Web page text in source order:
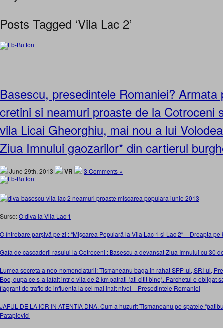
Posts Tagged ‘Vila Lac 2’
Basescu, presedintele Romaniei? Armata
cretini si neamuri proaste de la Cotroceni
vila Licai Gheorghiu, mai nou a lui
Ziua Imnului gaozarilor* din cartierul
June 29th, 2013 VR 3 Comments »
Surse:O diva la Vila Lac 1
O întrebare parșivă pe zi : “Mişcarea Populară la Vila Lac 1 si Lac 2″ – Dreapta
Gafa de cascadorii rasului la Cotroceni : Basescu a devansat Ziua Imnului cu 30
Lumea secreta a neo-nomenclaturii: Tismaneanu baga in rahat SPP-ul, SRI-ul,
Boc, dupa ce s-a lafait intr-o vila de 2 km patrati (ati citit bine). Parchetul e obligat
flagrant de trafic de influenta la cel mai inalt nivel – Presedintele Romaniei
JAFUL DE LA ICR IN ATENTIA DNA. Cum a huzurit Tismaneanu pe spatele
Patapievici